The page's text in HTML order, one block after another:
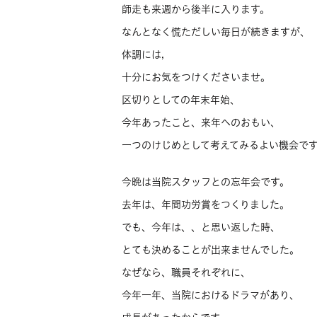
師走も来週から後半に入ります。
なんとなく慌ただしい毎日が続きますが、
体調には,
十分にお気をつけくださいませ。
区切りとしての年末年始、
今年あったこと、来年へのおもい、
一つのけじめとして考えてみるよい機会で
今晩は当院スタッフとの忘年会です。
去年は、年間功労賞をつくりました。
でも、今年は、、と思い返した時、
とても決めることが出来ませんでした。
なぜなら、職員それぞれに、
今年一年、当院におけるドラマがあり、